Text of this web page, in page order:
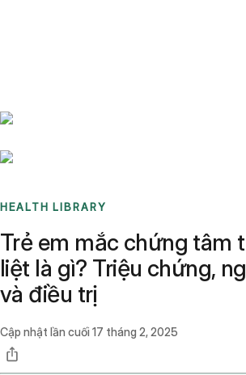
HEALTH LIBRARY
Trẻ em mắc chứng tâm
liệt là gì? Triệu chứng,
và điều trị
Cập nhật lần cuối 17 tháng 2, 2025